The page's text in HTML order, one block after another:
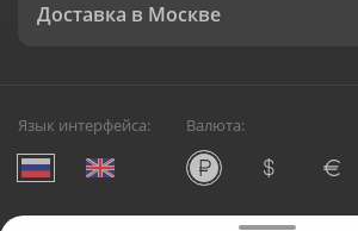
Доставка в Москве
Язык интерфейса: Валюта: